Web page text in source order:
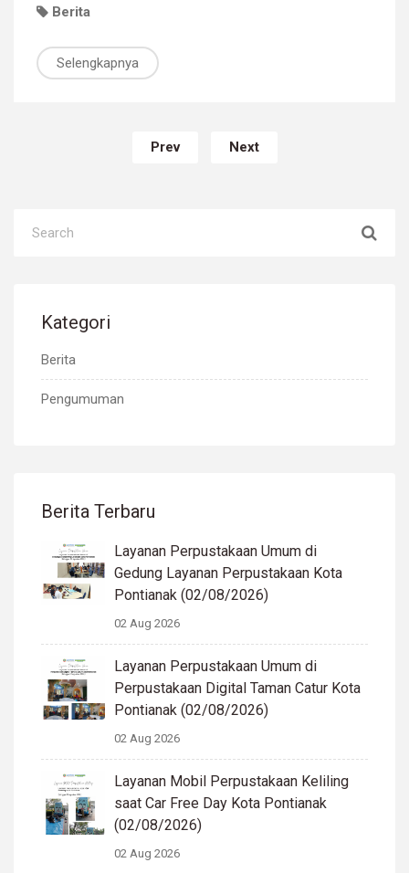
Berita
Selengkapnya
Prev Next
Kategori
Berita
Pengumuman
Berita Terbaru
Layanan Perpustakaan Umum di
Gedung Layanan Perpustakaan Kota
Pontianak (02/08/2026)
02 Aug 2026
Layanan Perpustakaan Umum di
Perpustakaan Digital Taman Catur Kota
Pontianak (02/08/2026)
02 Aug 2026
Layanan Mobil Perpustakaan Keliling
saat Car Free Day Kota Pontianak
(02/08/2026)
02 Aug 2026